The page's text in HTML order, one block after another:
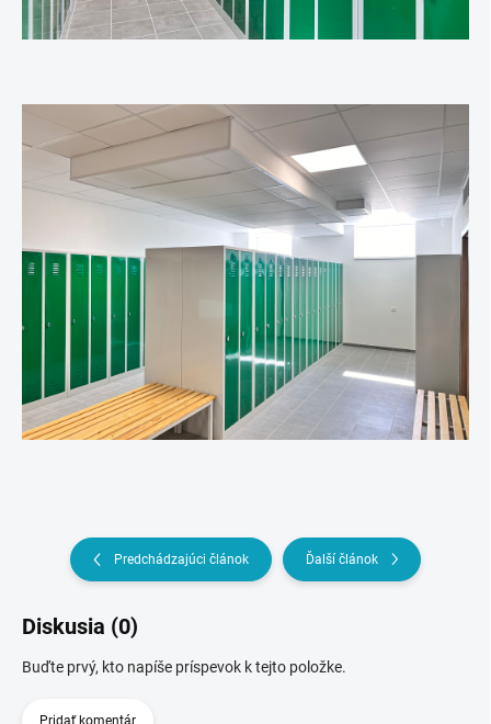
Predchádzajúci článok Ďalší článok
Diskusia (0)
Buďte prvý, kto napíše príspevok k tejto položke.
Pridať komentár